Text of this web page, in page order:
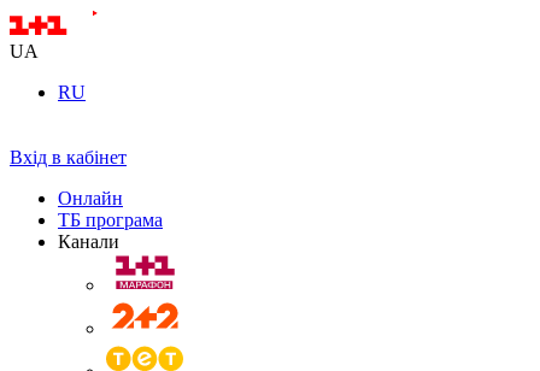
UA
RU
Вхід в кабінет
Онлайн
ТБ програма
Канали